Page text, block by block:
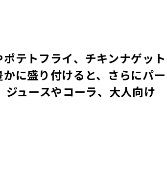
テトフライ、チキンナゲット
に盛り付けると、さらにパー
ュースやコーラ、大人向け